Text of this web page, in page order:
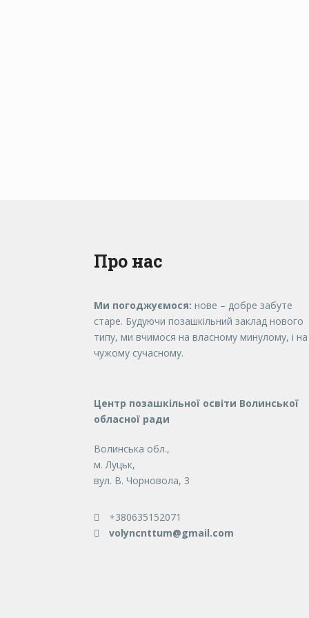
Про нас
Ми погоджуємося: нове – добре забуте
старе. Будуючи позашкільний заклад нового
типу, ми вчимося на власному минулому, і на
чужому сучасному.
Центр позашкільної освіти Волинської
обласної ради
Волинська обл.,
м. Луцьк,
вул. В. Чорновола, 3
+380635152071
volyncnttum@gmail.com